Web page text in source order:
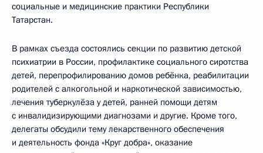
социальные и медицинские практики Республики
Татарстан.
В рамках съезда состоялись секции по развитию детской
психиатрии в России, профилактике социального сиротства
детей, перепрофилированию домов ребёнка, реабилитации
родителей с алкогольной и наркотической зависимостью,
лечения туберкулёза у детей, ранней помощи детям
с инвалидизирующими диагнозами и другие. Кроме того,
делегаты обсудили тему лекарственного обеспечения
и деятельность фонда «Круг добра», оказание